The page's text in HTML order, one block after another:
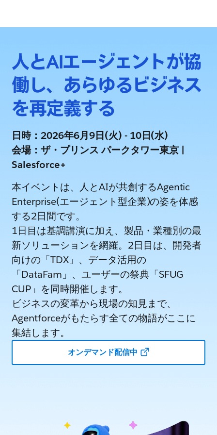
人とAIエージェントが協
働し、あらゆるビジネス
を再定義する
日時：2026年6月9日(火) - 10日(水)
会場：ザ・プリンス パークタワー東京 |
Salesforce+
本イベントは、人とAIが共創するAgentic
Enterprise(エージェント型企業)の姿を体感
する2日間です。
1日目は基調講演に加え、製品・業種別の最
新ソリューションを網羅。2日目は、開発者
向けの「TDX」、データ活用の
「DataFam」、ユーザーの祭典「SFUG
CUP」を同時開催します。
ビジネスの変革から現場の知見まで、
Agentforceがもたらす全ての物語がここに
集結します。
オンデマンド配信中